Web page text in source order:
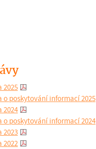
2025
o poskytování informací 2025
2024
o poskytování informací 2024
2023
2022